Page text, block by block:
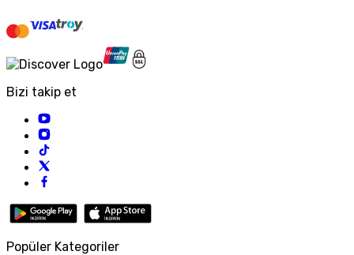
Bizi takip et
Popüler Kategoriler